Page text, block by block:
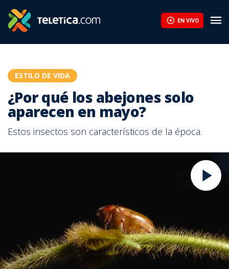
EN VIVO
ESTILO DE VIDA
¿Por qué los abejones solo
aparecen en mayo?
Estos insectos son característicos de la época.